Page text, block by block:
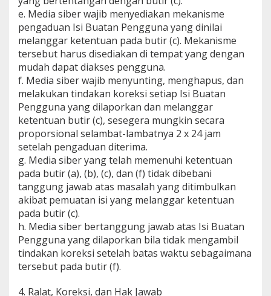
e. Media siber wajib menyediakan mekanisme
pengaduan Isi Buatan Pengguna yang dinilai
melanggar ketentuan pada butir (c). Mekanisme
tersebut harus disediakan di tempat yang dengan
mudah dapat diakses pengguna.
f. Media siber wajib menyunting, menghapus, dan
melakukan tindakan koreksi setiap Isi Buatan
Pengguna yang dilaporkan dan melanggar
ketentuan butir (c), sesegera mungkin secara
proporsional selambat-lambatnya 2 x 24 jam
setelah pengaduan diterima.
g. Media siber yang telah memenuhi ketentuan
pada butir (a), (b), (c), dan (f) tidak dibebani
tanggung jawab atas masalah yang ditimbulkan
akibat pemuatan isi yang melanggar ketentuan
pada butir (c).
h. Media siber bertanggung jawab atas Isi Buatan
Pengguna yang dilaporkan bila tidak mengambil
tindakan koreksi setelah batas waktu sebagaimana
tersebut pada butir (f).
4. Ralat, Koreksi, dan Hak Jawab